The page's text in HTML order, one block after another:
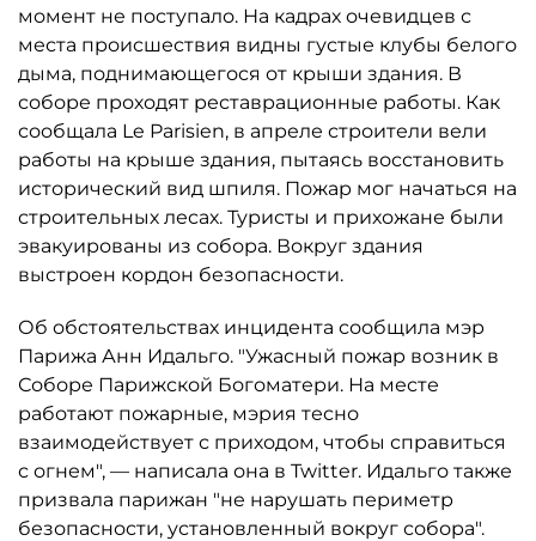
момент не поступало. На кадрах очевидцев с
места происшествия видны густые клубы белого
дыма, поднимающегося от крыши здания. В
соборе проходят реставрационные работы. Как
сообщала Le Parisien, в апреле строители вели
работы на крыше здания, пытаясь восстановить
исторический вид шпиля. Пожар мог начаться на
строительных лесах. Туристы и прихожане были
эвакуированы из собора. Вокруг здания
выстроен кордон безопасности.
Об обстоятельствах инцидента сообщила мэр
Парижа Анн Идальго. "Ужасный пожар возник в
Соборе Парижской Богоматери. На месте
работают пожарные, мэрия тесно
взаимодействует с приходом, чтобы справиться
с огнем", — написала она в Twitter. Идальго также
призвала парижан "не нарушать периметр
безопасности, установленный вокруг собора".